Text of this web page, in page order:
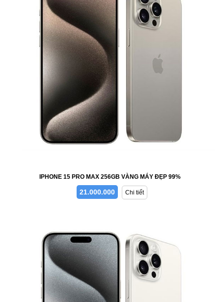
IPHONE 15 PRO MAX 256GB VÀNG MÁY ĐẸP 99%
21.000.000 Chi tiết